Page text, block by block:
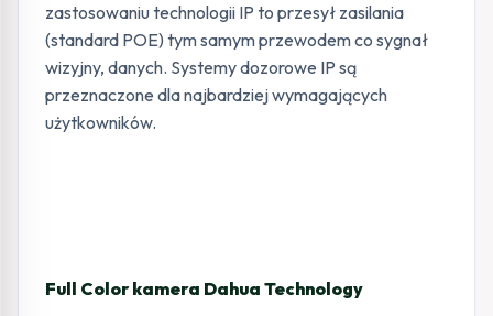
zastosowaniu technologii IP to przesył zasilania
(standard POE) tym samym przewodem co sygnał
wizyjny, danych. Systemy dozorowe IP są
przeznaczone dla najbardziej wymagających
użytkowników.
Full Color kamera Dahua Technology